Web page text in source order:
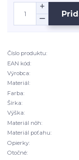
Číslo produktu:
EAN kód:
Výrobca:
Materiál:
Farba:
Šírka:
Výška:
Materiál nôh:
Materiál poťahu:
Opierky:
Otočné: